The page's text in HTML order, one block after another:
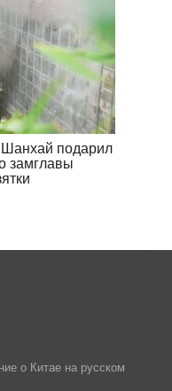
подарил
замглавы
о Китае на русском